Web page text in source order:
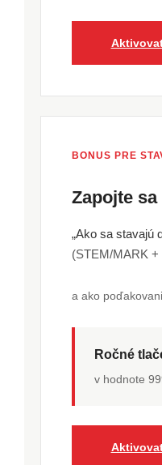
BONUS PRE
Zapojte
„Ako sa stavajú
(STEM/MARK
a ako
Ročné
v hodnote